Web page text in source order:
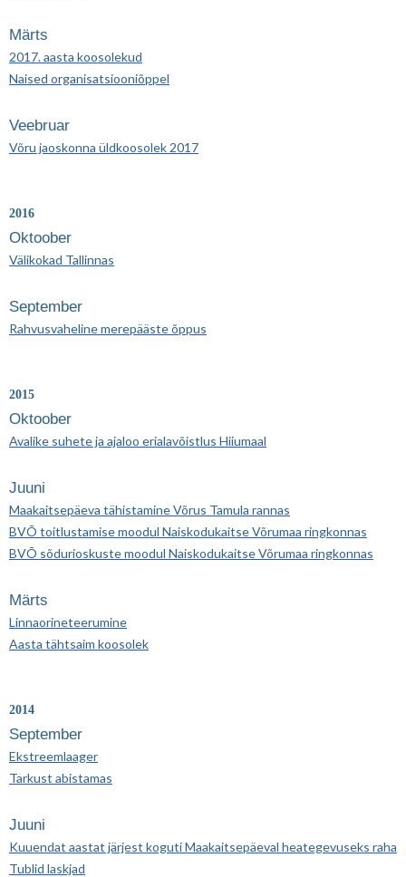
Märts
2017. aasta koosolekud
Naised organisatsiooniõppel
Veebruar
Võru jaoskonna üldkoosolek 2017
2016
Oktoober
Välikokad Tallinnas
September
Rahvusvaheline merepääste õppus
2015
Oktoober
Avalike suhete ja ajaloo erialavõistlus Hiiumaal
Juuni
Maakaitsepäeva tähistamine Võrus Tamula rannas
BVÕ toitlustamise moodul Naiskodukaitse Võrumaa ringkonnas
BVÕ sõdurioskuste moodul Naiskodukaitse Võrumaa ringkonnas
Märts
Linnaorineteerumine
Aasta tähtsaim koosolek
2014
September
Ekstreemlaager
Tarkust abistamas
Juuni
Kuuendat aastat järjest koguti Maakaitsepäeval heategevuseks raha
Tublid laskjad